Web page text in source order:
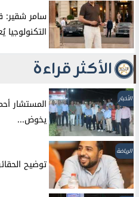
سامر شقير:
التكنولوجيا
الأكثر قراءة
الأخبار
المستشار
يخوض...
الرياضة
توضيح